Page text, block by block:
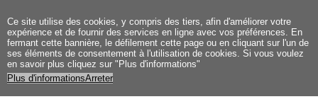
Ce site utilise des cookies, y compris des tiers, afin d'améliorer votre
expérience et de fournir des services en ligne avec vos préférences. En
fermant cette bannière, le défilement cette page ou en cliquant sur l'un de
ses éléments de consentement à l'utilisation de cookies. Si vous voulez
en savoir plus cliquez sur " Plus d'informations"
Plus d'informationsArreter